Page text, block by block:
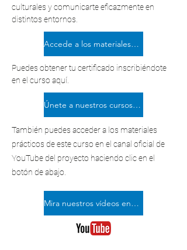
culturales y comunicarte eficazmente en
distintos entornos.
Accede a los materiales aquí
Puedes obtener tu certificado inscribiéndote
en el curso aquí.
Únete a nuestros cursos certificados en línea
También puedes acceder a los materiales
prácticos de este curso en el canal oficial de
YouTube del proyecto haciendo clic en el
botón de abajo.
Mira nuestros vídeos en Youtube